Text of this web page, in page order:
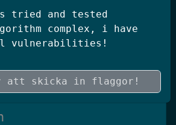
250
tried and tested
complex, i have
vulnerabilities!